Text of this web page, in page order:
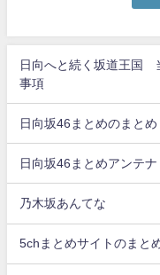
日向へと続く坂道王国
事項
日向坂46まとめのまとめ
日向坂46まとめアンテナ
乃木坂あんてな
5chまとめサイトのまと